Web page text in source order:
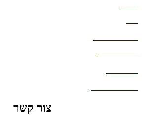
צור קשר